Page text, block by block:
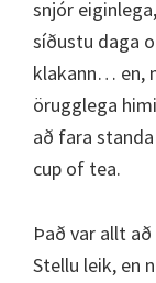
snjór
síðustu daga
klakann… en,
örugglega
að fara
cup of tea.
Það var allt
Stellu leik, en